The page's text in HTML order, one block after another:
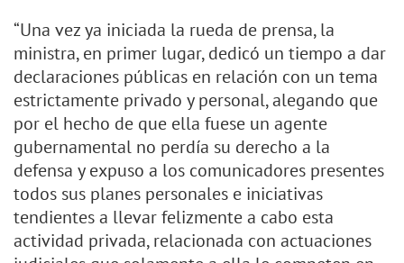
“Una vez ya iniciada la rueda de prensa, la
ministra, en primer lugar, dedicó un tiempo a dar
declaraciones públicas en relación con un tema
estrictamente privado y personal, alegando que
por el hecho de que ella fuese un agente
gubernamental no perdía su derecho a la
defensa y expuso a los comunicadores presentes
todos sus planes personales e iniciativas
tendientes a llevar felizmente a cabo esta
actividad privada, relacionada con actuaciones